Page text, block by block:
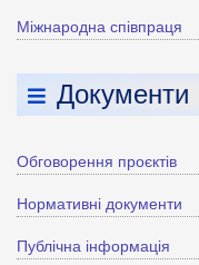
Міжнародна співпраця
Документи
Обговорення проєктів
Нормативні документи
Публічна інформація